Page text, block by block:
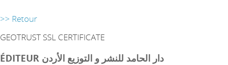
>> Retour
GEOTRUST SSL CERTIFICATE
ÉDITEUR دار الحامد للنشر و التوزيع الأردن